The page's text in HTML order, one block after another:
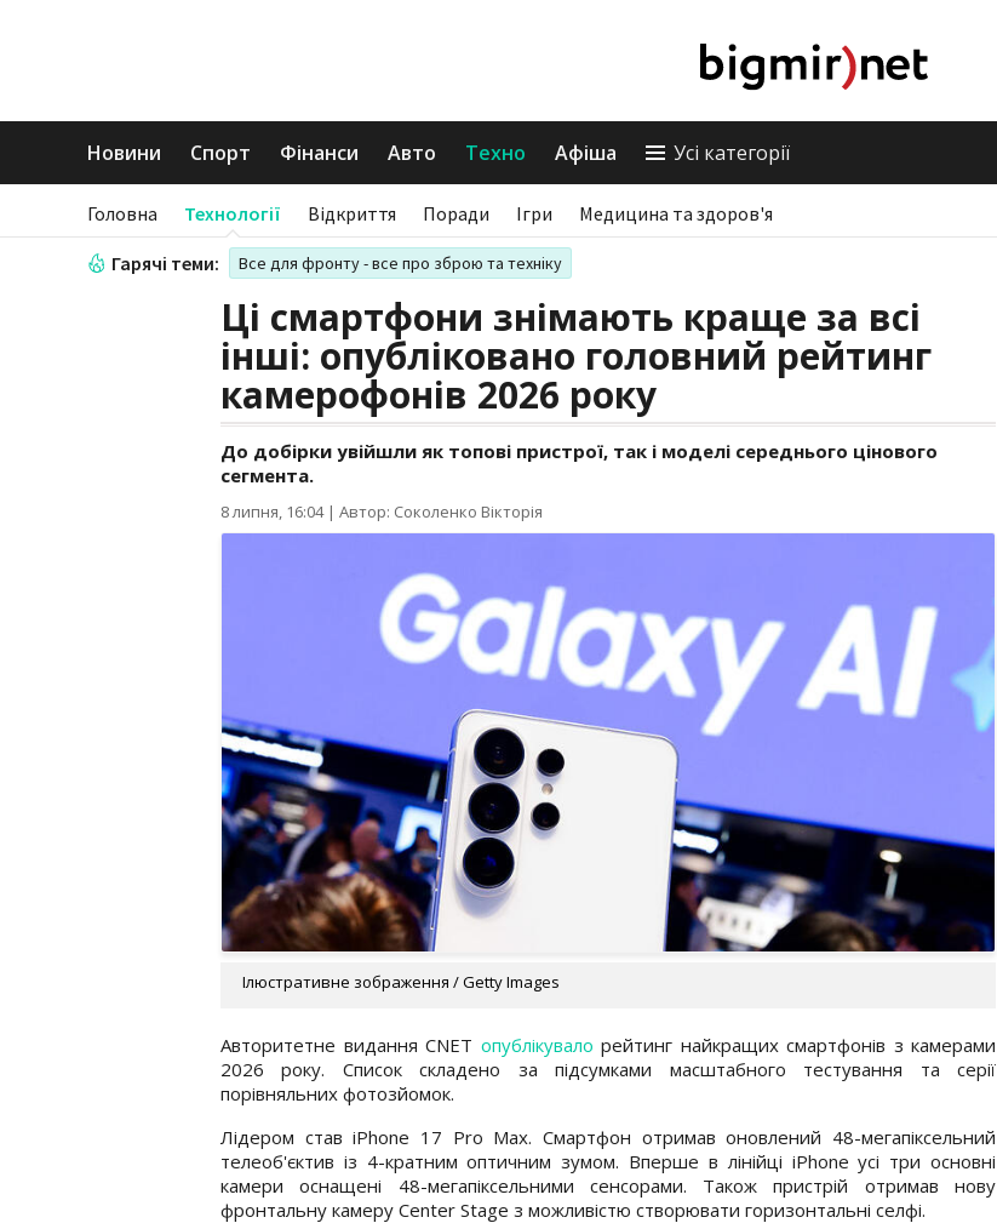
Новини Спорт Фінанси Авто Техно Афіша Усі категорії
Головна Технології Відкриття Поради Ігри Медицина та здоров'я
Гарячі теми: Все для фронту - все про зброю та техніку
Ці смартфони знімають краще за всі
інші: опубліковано головний рейтинг
камерофонів 2026 року
До добірки увійшли як топові пристрої, так і моделі середнього цінового
сегмента.
8 липня, 16:04| Автор: Соколенко Вікторія
Ілюстративне зображення / Getty Images
Авторитетне видання CNET опублікувало рейтинг найкращих смартфонів з камерами
2026 року. Список складено за підсумками масштабного тестування та серії
порівняльних фотозйомок.
Лідером став iPhone 17 Pro Max. Смартфон отримав оновлений 48-мегапіксельний
телеоб'єктив із 4-кратним оптичним зумом. Вперше в лінійці iPhone усі три основні
камери оснащені 48-мегапіксельними сенсорами. Також пристрій отримав нову
фронтальну камеру Center Stage з можливістю створювати горизонтальні селфі.